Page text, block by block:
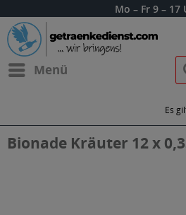
Mo – Fr 9 – 17
Menü
Es
Bionade Kräuter 12 x